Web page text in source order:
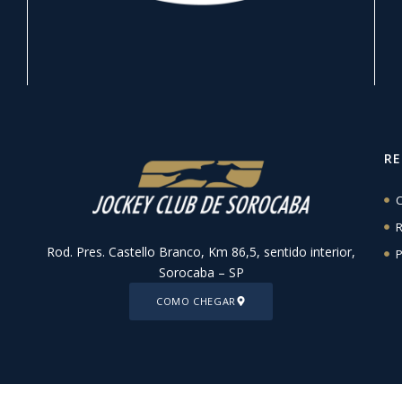
Rod. Pres. Castello Branco, Km 86,5, sentido interior,
Sorocaba – SP
COMO CHEGAR